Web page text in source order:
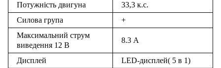
Потужність двигуна
33,3 к.с.
Силова група
+
Максимальний струм
виведення 12 В
8.3 А
Дисплей
LED-дисплей( 5 в 1)